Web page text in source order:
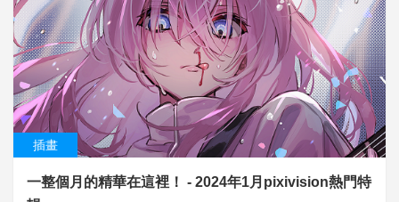
插畫
一整個月的精華在這裡！ - 2024年1月pixivision熱門特